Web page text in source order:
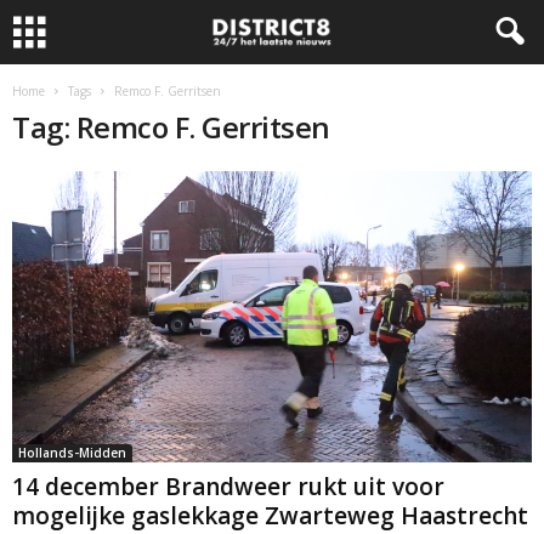
Home Tags Remco F. Gerritsen
Tag: Remco F. Gerritsen
Hollands-Midden
14 december Brandweer rukt uit voor
mogelijke gaslekkage Zwarteweg Haastrecht